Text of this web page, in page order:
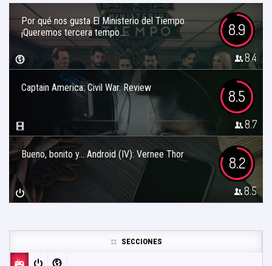
Por qué nos gusta El Ministerio del Tiempo.
¡Queremos tercera tempo...
8.9
8.4
Captain America: Civil War. Review 8.5
8.7
Bueno, bonito y… Android (IV): Vernee Thor 8.2
8.5
SECCIONES